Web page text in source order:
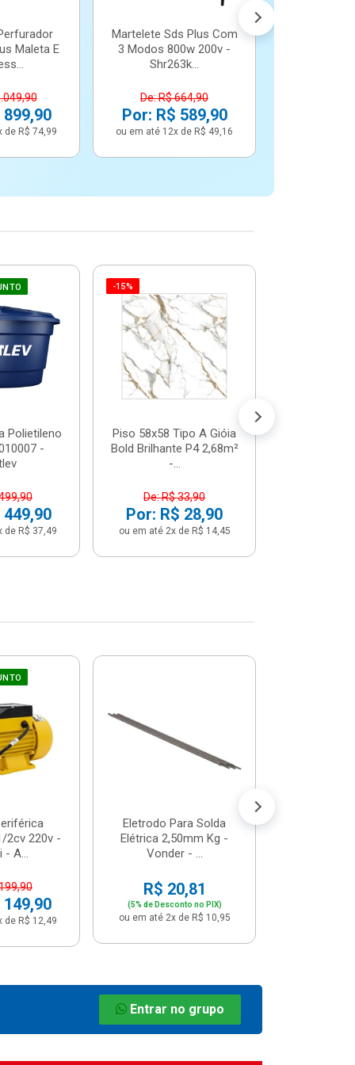
Maleta E
de R$ 74,99
Martelete Sds Plus Com
3 Modos 800w 200v -
Shr263k...
De: R$ 664,90
Por: R$ 589,90
ou em até 12x de R$ 49,16
Polietileno
-
de R$ 37,49
-15%
Piso 58x58 Tipo A Gióia
Bold Brilhante P4 2,68m²
-...
De: R$ 33,90
Por: R$ 28,90
ou em até 2x de R$ 14,45
2cv 220v -
- A...
149,90
de R$ 12,49
Eletrodo Para Solda
Elétrica 2,50mm Kg -
Vonder - ...
R$ 20,81
(5% de Desconto no PIX)
ou em até 2x de R$ 10,95
Entrar no grupo